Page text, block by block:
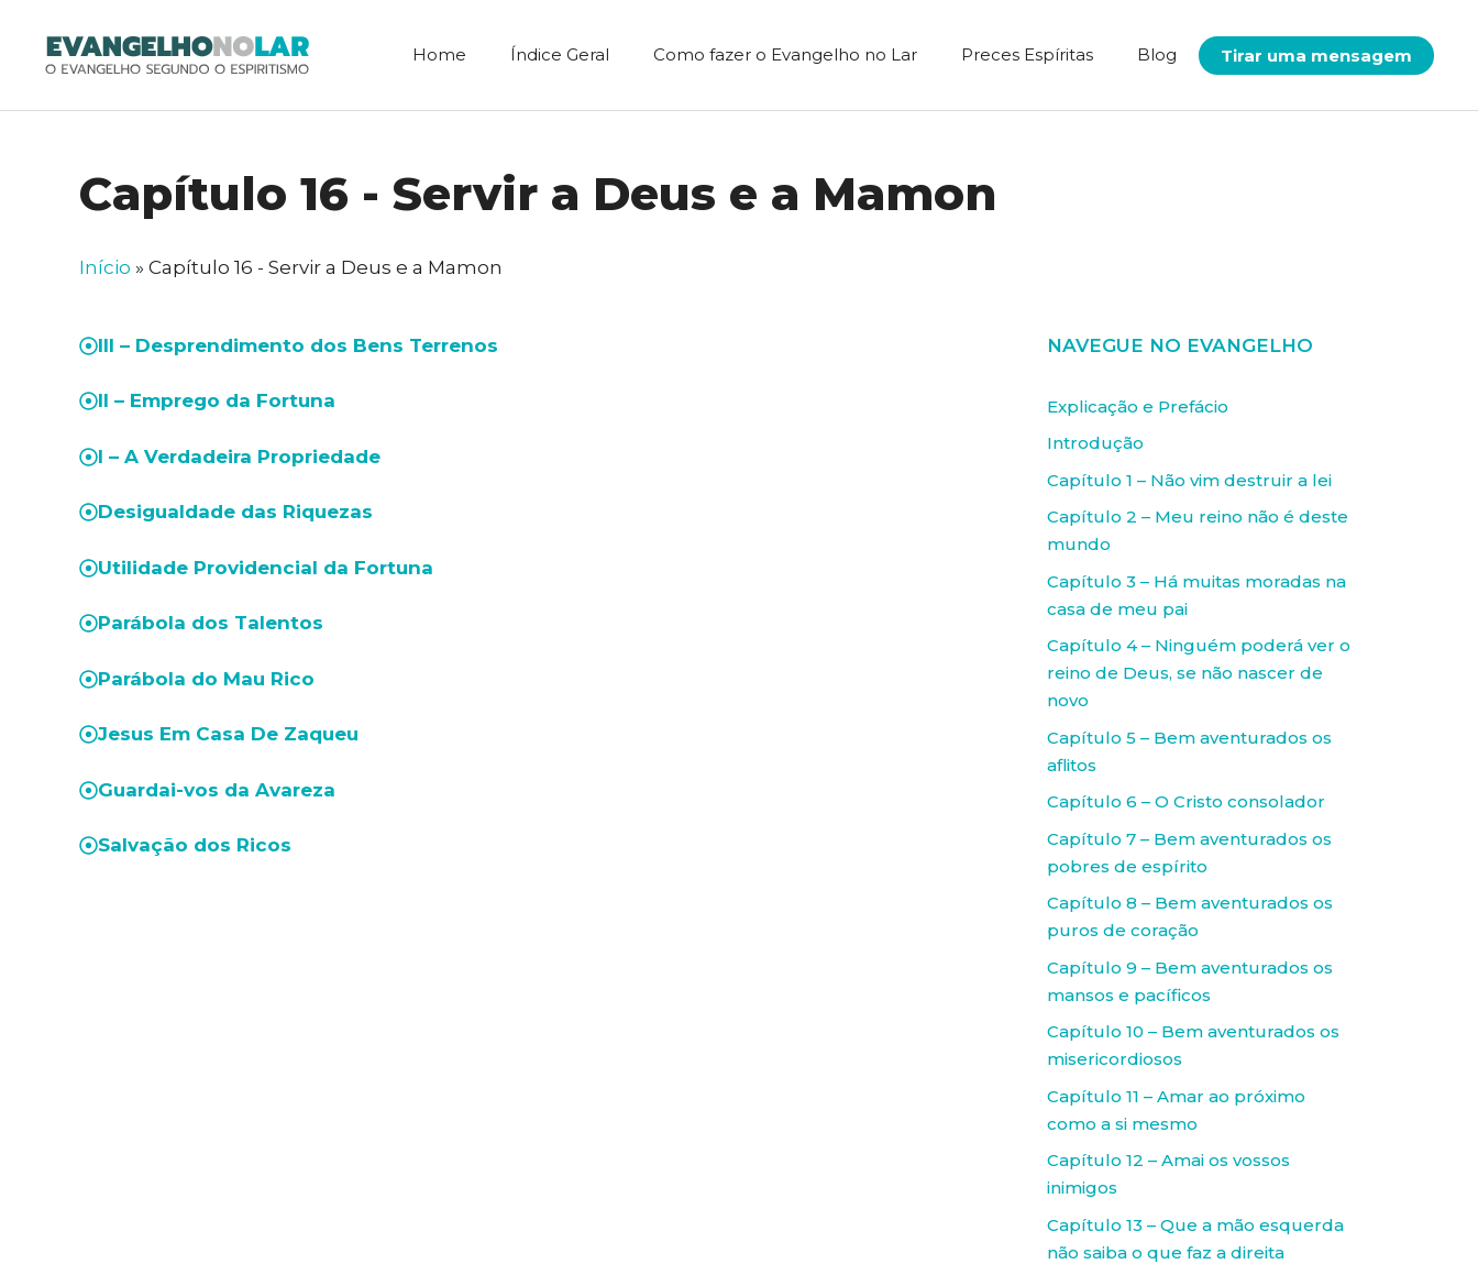
Home Índice Geral Como fazer o Evangelho no Lar Preces Espíritas Blog Tirar uma mensagem
Capítulo 16 - Servir a Deus e a Mamon
Início » Capítulo 16 - Servir a Deus e a Mamon
III – Desprendimento dos Bens Terrenos
II – Emprego da Fortuna
I – A Verdadeira Propriedade
Desigualdade das Riquezas
Utilidade Providencial da Fortuna
Parábola dos Talentos
Parábola do Mau Rico
Jesus Em Casa De Zaqueu
Guardai-vos da Avareza
Salvação dos Ricos
NAVEGUE NO EVANGELHO
Explicação e Prefácio
Introdução
Capítulo 1 – Não vim destruir a lei
Capítulo 2 – Meu reino não é deste
mundo
Capítulo 3 – Há muitas moradas na
casa de meu pai
Capítulo 4 – Ninguém poderá ver o
reino de Deus, se não nascer de
novo
Capítulo 5 – Bem aventurados os
aflitos
Capítulo 6 – O Cristo consolador
Capítulo 7 – Bem aventurados os
pobres de espírito
Capítulo 8 – Bem aventurados os
puros de coração
Capítulo 9 – Bem aventurados os
mansos e pacíficos
Capítulo 10 – Bem aventurados os
misericordiosos
Capítulo 11 – Amar ao próximo
como a si mesmo
Capítulo 12 – Amai os vossos
inimigos
Capítulo 13 – Que a mão esquerda
não saiba o que faz a direita